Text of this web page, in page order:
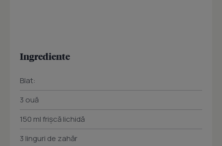
Ingrediente
Blat:
3 ouă
150 ml frişcă lichidă
3 linguri de zahăr